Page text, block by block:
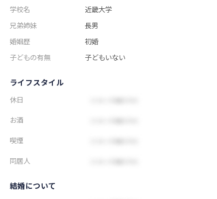
学校名
近畿大学
兄弟姉妹
長男
婚姻歴
初婚
子どもの有無
子どもいない
ライフスタイル
休日
お酒
喫煙
同居人
結婚について